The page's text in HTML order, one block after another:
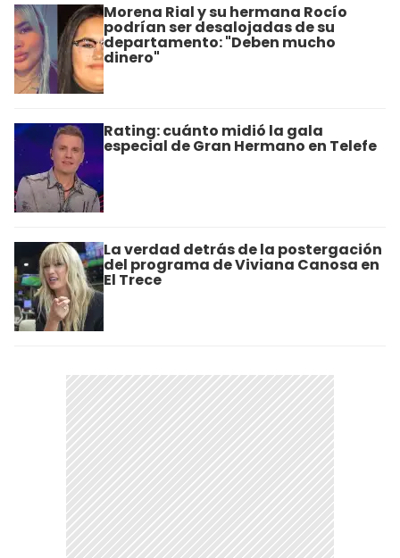
Morena Rial y su hermana Rocío
podrían ser desalojadas de su
departamento: "Deben mucho
dinero"
Rating: cuánto midió la gala
especial de Gran Hermano en Telefe
La verdad detrás de la postergación
del programa de Viviana Canosa en
El Trece